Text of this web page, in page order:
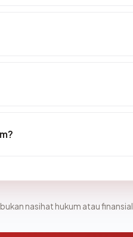
nasihat hukum atau finansial.